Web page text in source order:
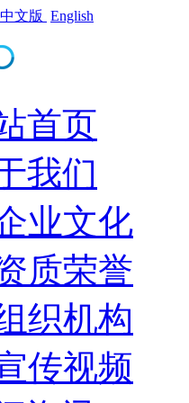
文版 English
首页
我们
业文化
质荣誉
织机构
传视频